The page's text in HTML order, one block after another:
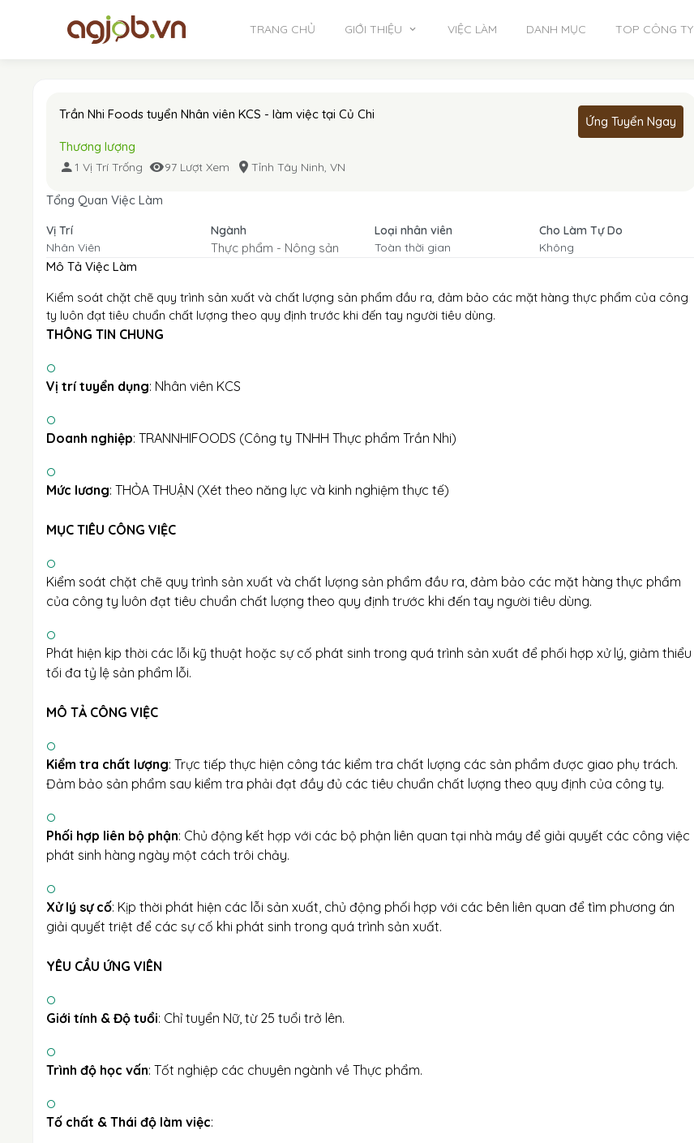
TRANG CHỦ GIỚI THIỆU VIỆC LÀM DANH MỤC TOP CÔNG TY
Trần Nhi Foods tuyển Nhân viên KCS - làm việc tại Củ Chi
Ứng Tuyển Ngay
Thương lượng
1 Vị Trí Trống 97 Lượt Xem Tỉnh Tây Ninh, VN
Tổng Quan Việc Làm
Vị Trí
Nhân Viên
Ngành
Thực phẩm - Nông sản
Loại nhân viên
Toàn thời gian
Cho Làm Tự Do
Không
Mô Tả Việc Làm
Kiểm soát chặt chẽ quy trình sản xuất và chất lượng sản phẩm đầu ra, đảm bảo các mặt hàng thực phẩm của công
ty luôn đạt tiêu chuẩn chất lượng theo quy định trước khi đến tay người tiêu dùng.
THÔNG TIN CHUNG
Vị trí tuyển dụng: Nhân viên KCS
Doanh nghiệp: TRANNHIFOODS (Công ty TNHH Thực phẩm Trần Nhi)
Mức lương: THỎA THUẬN (Xét theo năng lực và kinh nghiệm thực tế)
MỤC TIÊU CÔNG VIỆC
Kiểm soát chặt chẽ quy trình sản xuất và chất lượng sản phẩm đầu ra, đảm bảo các mặt hàng thực phẩm
của công ty luôn đạt tiêu chuẩn chất lượng theo quy định trước khi đến tay người tiêu dùng.
Phát hiện kịp thời các lỗi kỹ thuật hoặc sự cố phát sinh trong quá trình sản xuất để phối hợp xử lý, giảm thiểu
tối đa tỷ lệ sản phẩm lỗi.
MÔ TẢ CÔNG VIỆC
Kiểm tra chất lượng: Trực tiếp thực hiện công tác kiểm tra chất lượng các sản phẩm được giao phụ trách.
Đảm bảo sản phẩm sau kiểm tra phải đạt đầy đủ các tiêu chuẩn chất lượng theo quy định của công ty.
Phối hợp liên bộ phận: Chủ động kết hợp với các bộ phận liên quan tại nhà máy để giải quyết các công việc
phát sinh hàng ngày một cách trôi chảy.
Xử lý sự cố: Kịp thời phát hiện các lỗi sản xuất, chủ động phối hợp với các bên liên quan để tìm phương án
giải quyết triệt để các sự cố khi phát sinh trong quá trình sản xuất.
YÊU CẦU ỨNG VIÊN
Giới tính & Độ tuổi: Chỉ tuyển Nữ, từ 25 tuổi trở lên.
Trình độ học vấn: Tốt nghiệp các chuyên ngành về Thực phẩm.
Tố chất & Thái độ làm việc: